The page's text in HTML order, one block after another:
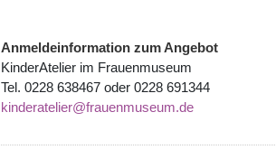
Anmeldeinformation zum Angebot
KinderAtelier im Frauenmuseum
Tel. 0228 638467 oder 0228 691344
kinderatelier@frauenmuseum.de